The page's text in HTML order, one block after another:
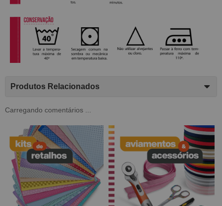
Produtos Relacionados
Carregando comentários ...